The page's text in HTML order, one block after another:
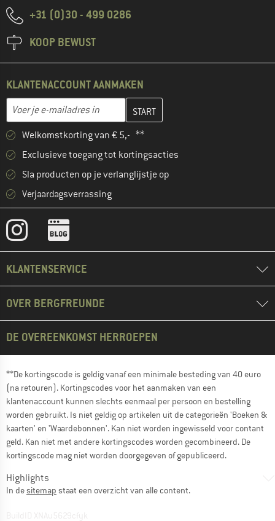
+31 (0)30 - 499 0286
KOOP BEWUST
KLANTENACCOUNT AANMAKEN
E-mailadres
Vul je e-mailadres hier in en maak in de volgende stap je
Welkomstkorting van € 5,- **
Exclusieve toegang tot kortingsacties
Sla producten op je verlanglijstje op
Verjaardagsverrassing
KLANTENSERVICE
OVER BERGFREUNDE
DE OVEREENKOMST HERROEPEN
**De kortingscode is geldig vanaf een minimale besteding van 40 euro
(na retouren). Kortingscodes voor het aanmaken van een
klantenaccount kunnen slechts eenmaal per persoon en bestelling
worden gebruikt. Is niet geldig op artikelen uit de categorieën 'Boeken &
kaarten' en 'Waardebonnen'. Kan niet worden ingewisseld voor contant
geld. Kan niet met andere kortingscodes worden gecombineerd. De
kortingscode mag niet worden doorgegeven of gepubliceerd.
Highlights
In desitemap staat een overzicht van alle content.